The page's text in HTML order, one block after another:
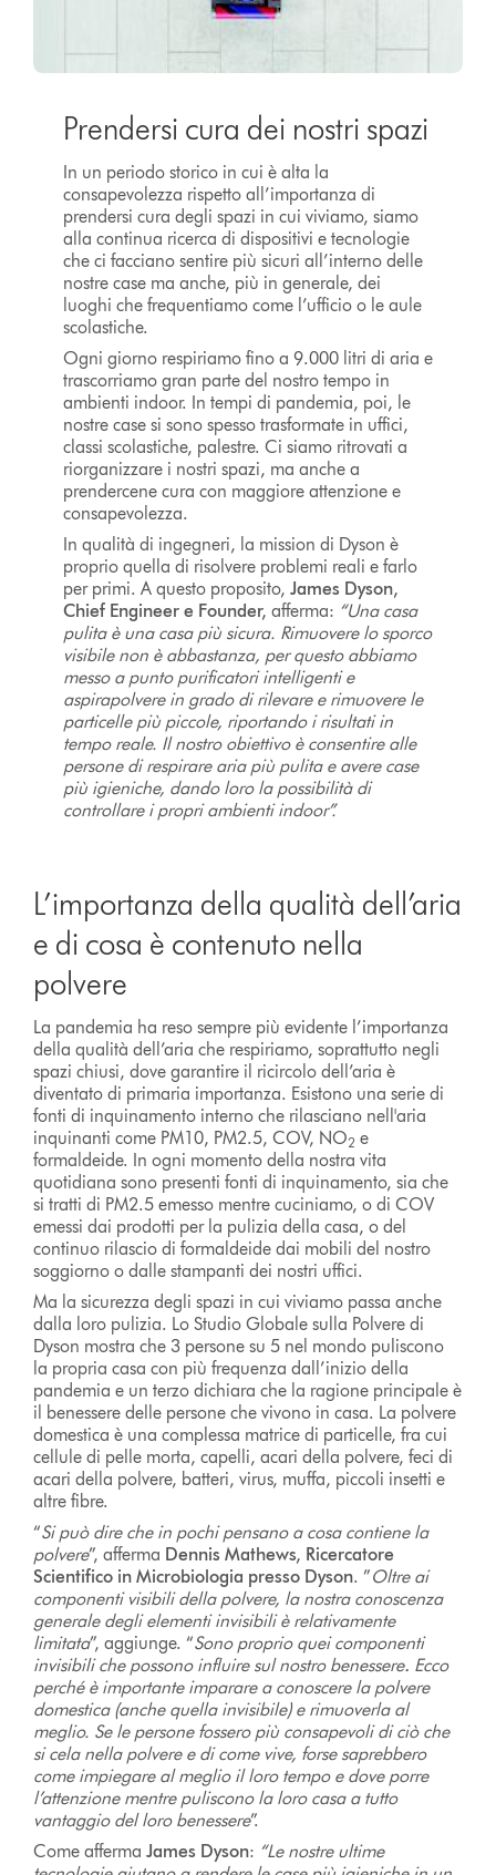
Prendersi cura dei nostri spazi
In un periodo storico in cui è alta la
consapevolezza rispetto all’importanza di
prendersi cura degli spazi in cui viviamo, siamo
alla continua ricerca di dispositivi e tecnologie
che ci facciano sentire più sicuri all’interno delle
nostre case ma anche, più in generale, dei
luoghi che frequentiamo come l’ufficio o le aule
scolastiche.
Ogni giorno respiriamo fino a 9.000 litri di aria e
trascorriamo gran parte del nostro tempo in
ambienti indoor. In tempi di pandemia, poi, le
nostre case si sono spesso trasformate in uffici,
classi scolastiche, palestre. Ci siamo ritrovati a
riorganizzare i nostri spazi, ma anche a
prendercene cura con maggiore attenzione e
consapevolezza.
In qualità di ingegneri, la mission di Dyson è
proprio quella di risolvere problemi reali e farlo
per primi. A questo proposito, James Dyson,
Chief Engineer e Founder, afferma: “Una casa
pulita è una casa più sicura. Rimuovere lo sporco
visibile non è abbastanza, per questo abbiamo
messo a punto purificatori intelligenti e
aspirapolvere in grado di rilevare e rimuovere le
particelle più piccole, riportando i risultati in
tempo reale. Il nostro obiettivo è consentire alle
persone di respirare aria più pulita e avere case
più igieniche, dando loro la possibilità di
controllare i propri ambienti indoor”.
L’importanza della qualità dell’aria
e di cosa è contenuto nella
polvere
La pandemia ha reso sempre più evidente l’importanza
della qualità dell’aria che respiriamo, soprattutto negli
spazi chiusi, dove garantire il ricircolo dell’aria è
diventato di primaria importanza. Esistono una serie di
fonti di inquinamento interno che rilasciano nell'aria
inquinanti come PM10, PM2.5, COV, NO2 e
formaldeide. In ogni momento della nostra vita
quotidiana sono presenti fonti di inquinamento, sia che
si tratti di PM2.5 emesso mentre cuciniamo, o di COV
emessi dai prodotti per la pulizia della casa, o del
continuo rilascio di formaldeide dai mobili del nostro
soggiorno o dalle stampanti dei nostri uffici.
Ma la sicurezza degli spazi in cui viviamo passa anche
dalla loro pulizia. Lo Studio Globale sulla Polvere di
Dyson mostra che 3 persone su 5 nel mondo puliscono
la propria casa con più frequenza dall’inizio della
pandemia e un terzo dichiara che la ragione principale è
il benessere delle persone che vivono in casa. La polvere
domestica è una complessa matrice di particelle, fra cui
cellule di pelle morta, capelli, acari della polvere, feci di
acari della polvere, batteri, virus, muffa, piccoli insetti e
altre fibre.
“Si può dire che in pochi pensano a cosa contiene la
polvere”, afferma Dennis Mathews, Ricercatore
Scientifico in Microbiologia presso Dyson. ”Oltre ai
componenti visibili della polvere, la nostra conoscenza
generale degli elementi invisibili è relativamente
limitata”, aggiunge. “Sono proprio quei componenti
invisibili che possono influire sul nostro benessere. Ecco
perché è importante imparare a conoscere la polvere
domestica (anche quella invisibile) e rimuoverla al
meglio. Se le persone fossero più consapevoli di ciò che
si cela nella polvere e di come vive, forse saprebbero
come impiegare al meglio il loro tempo e dove porre
l’attenzione mentre puliscono la loro casa a tutto
vantaggio del loro benessere”.
Come affermaJames Dyson: “Le nostre ultime